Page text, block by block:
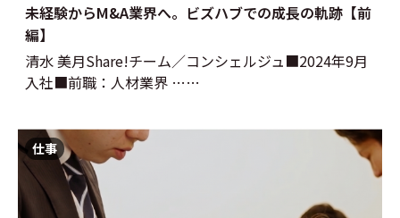
未経験からM&A業界へ。ビズハブでの成長の軌跡【前
編】
清水 美月Share!チーム／コンシェルジュ■2024年9月
入社■前職：人材業界 ……
仕事